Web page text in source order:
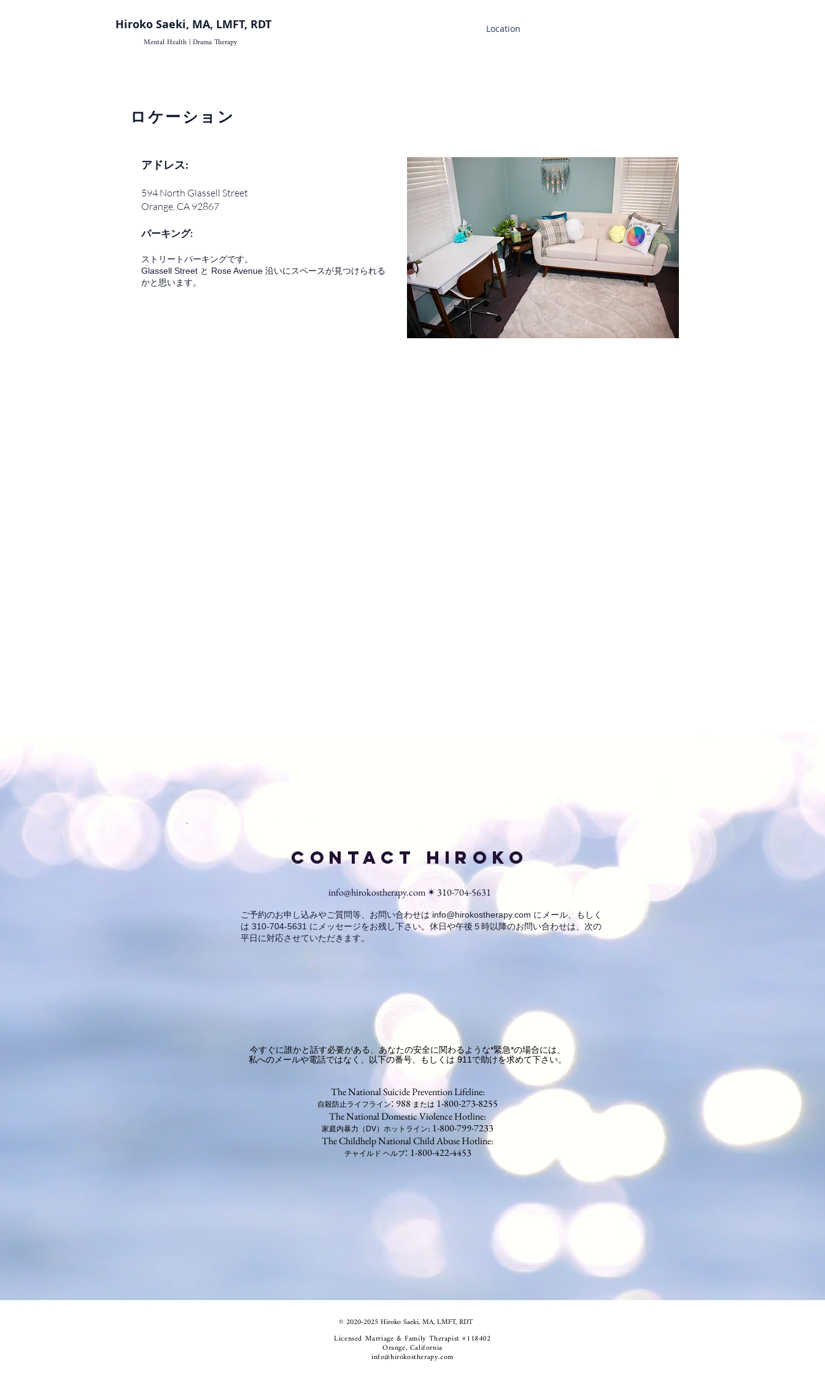
Hiroko Saeki, MA, LMFT, RDT
Mental Health | Drama Therapy
Location
ロケーション
アドレス:
594 North Glassell Street
Orange, CA 92867
パーキング:
ストリートパーキングです。
Glassell Street と Rose Avenue ​沿いにスペースが見つけられる
かと思います。
Contact Hiroko
info@hirokostherapy.com✴︎ 310-704-5631
ご予約のお申し込みやご質問等、お問い合わせは info@hirokostherapy.com にメール、もしく
は 310-704-5631 にメッセージをお残し下さい。休日や午後５時以降のお問い合わせは、次の
平日に対応させていただきます。
今すぐに誰かと話す必要がある、あなたの安全に関わるような*緊急*の場合には、
私へのメールや電話ではなく、
以下の番号、もしくは 911で助けを求めて下さい。
The National Suicide Prevention Lifeline:
自殺防止ライフライン: 988 または 1-800-273-8255
The National Domestic Violence Hotline:
家庭内暴力（DV）ホットライン: 1-800-799-7233
The Childhelp National Child Abuse Hotline:
チャイルド ヘルプ: 1-800-422-4453
© 2020-2025 Hiroko Saeki, MA, LMFT, RDT
Licensed Marriage & Family Therapist #118402
Orange, California
info@hirokostherapy.com